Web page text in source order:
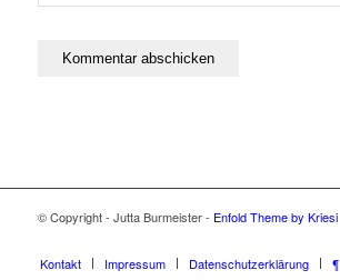
© Copyright - Jutta Burmeister - Enfold Theme by Kriesi
Kontakt Impressum Datenschutzerklärung ¶